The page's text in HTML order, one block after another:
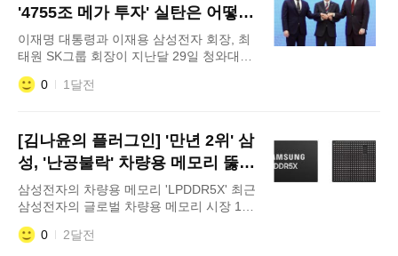
'4755조 메가 투자' 실탄은 어떻게
마련할까
이재명 대통령과 이재용 삼성전자 회장, 최
태원 SK그룹 회장이 지난달 29일 청와대에
서 열린 3대 메가프로젝트 국민보고회에서
기업 투자계획 발표 후 손을 잡고 있다. 삼성
4755조원이라는 사상
0 1달전
[김나윤의 플러그인] '만년 2위' 삼
성, '난공불락' 차량용 메모리 뚫은
비결은
삼성전자의 차량용 메모리 'LPDDR5X' 최근
삼성전자의 글로벌 차량용 메모리 시장 1위
소식은 반도체와 자동차 업계의 큰 관심을
끌었다. 세계 메모리 1위인 삼성전자의 명성
0 2달전